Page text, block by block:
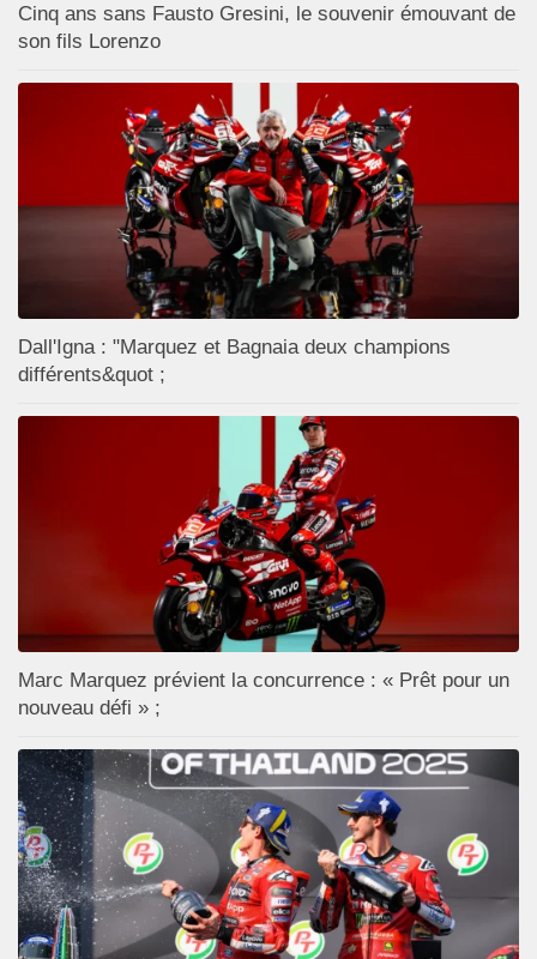
Cinq ans sans Fausto Gresini, le souvenir émouvant de
son fils Lorenzo
Dall'Igna : "Marquez et Bagnaia deux champions
différents&quot ;
Marc Marquez prévient la concurrence : « Prêt pour un
nouveau défi » ;